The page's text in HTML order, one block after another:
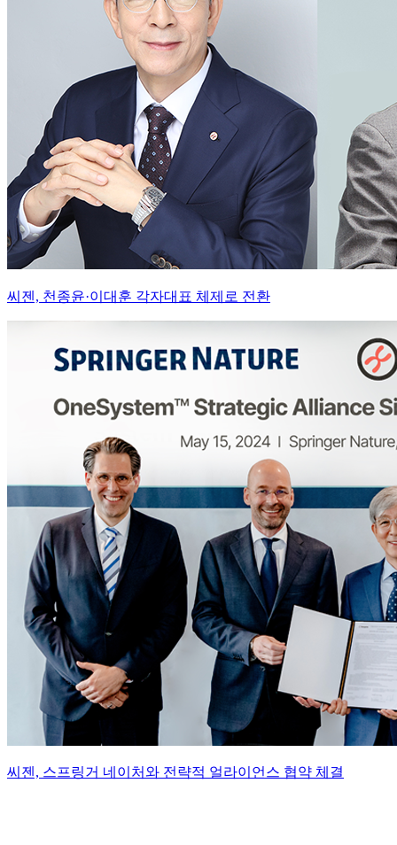
씨젠, 천종윤·이대훈 각자대표 체제로 전환
씨젠, 스프링거 네이처와 전략적 얼라이언스 협약 체결